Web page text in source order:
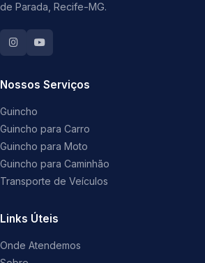
de Parada, Recife-MG.
Nossos Serviços
Guincho
Guincho para Carro
Guincho para Moto
Guincho para Caminhão
Transporte de Veículos
Links Úteis
Onde Atendemos